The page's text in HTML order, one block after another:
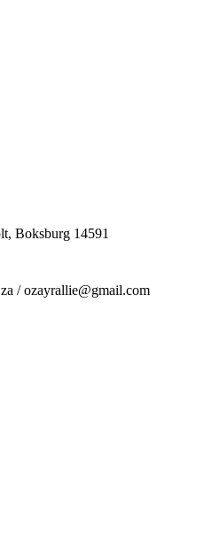
Boksburg 14591
/ ozayrallie@gmail.com